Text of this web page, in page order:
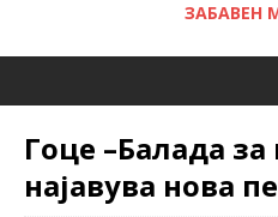
ЗАБАВЕН
Гоце –Балада
најавува нова